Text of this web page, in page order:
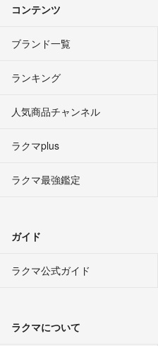
コンテンツ
ブランド一覧
ランキング
人気商品チャンネル
ラクマplus
ラクマ最強鑑定
ガイド
ラクマ公式ガイド
ラクマについて